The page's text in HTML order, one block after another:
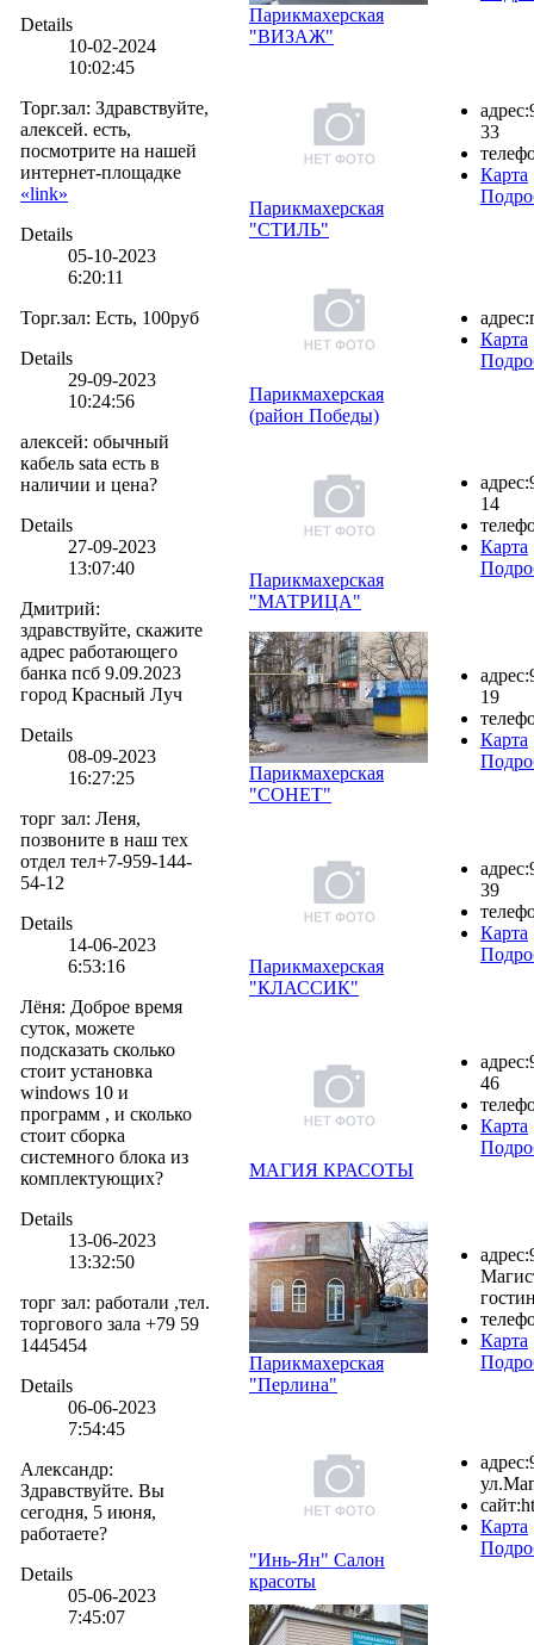
Details
10-02-2024
10:02:45
Торг.зал: Здравствуйте,
алексей. есть,
посмотрите на нашей
интернет-площадке
«link»
Details
05-10-2023
6:20:11
Торг.зал: Есть, 100руб
Details
29-09-2023
10:24:56
алексей: обычный
кабель sata есть в
наличии и цена?
Details
27-09-2023
13:07:40
Дмитрий:
здравствуйте, скажите
адрес работающего
банка псб 9.09.2023
город Красный Луч
Details
08-09-2023
16:27:25
торг зал: Леня,
позвоните в наш тех
отдел тел+7-959-144-
54-12
Details
14-06-2023
6:53:16
Лёня: Доброе время
суток, можете
подсказать сколько
стоит установка
windows 10 и
программ , и сколько
стоит сборка
системного блока из
комплектующих?
Details
13-06-2023
13:32:50
торг зал: работали ,тел.
торгового зала +79 59
1445454
Details
06-06-2023
7:54:45
Александр:
Здравствуйте. Вы
сегодня, 5 июня,
работаете?
Details
05-06-2023
7:45:07
Парикмахерская
"ВИЗАЖ"
Парикмахерская
"СТИЛЬ"
адрес:
33
Карта
Парикмахерская
(район Победы)
адрес:
Карта
Парикмахерская
"МАТРИЦА"
адрес:
14
Карта
Парикмахерская
"СОНЕТ"
адрес:
19
Карта
Парикмахерская
"КЛАССИК"
адрес:
39
Карта
МАГИЯ КРАСОТЫ
адрес:
46
Карта
Парикмахерская
"Перлина"
адрес:
Карта
"Инь-Ян" Салон
красоты
адрес:
сайт:
Карта